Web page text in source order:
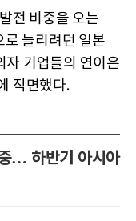
전 비중을 오는
늘리려던 일본
자 기업들의 연이은
직면했다.
… 하반기 아시아